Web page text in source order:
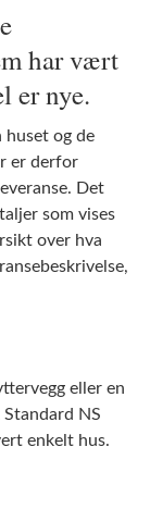
har vært
er nye.
huset og de
er derfor
Det
som vises
over hva
eller en
NS
enkelt hus.